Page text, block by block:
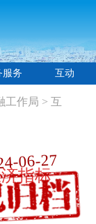
06-27
服务 互动
工作局 > 互
指标